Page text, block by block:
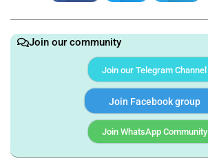
Join our community
Join our Telegram Channel
Join Facebook group
Join WhatsApp Community